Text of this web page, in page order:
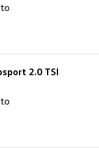
2.0 TSI